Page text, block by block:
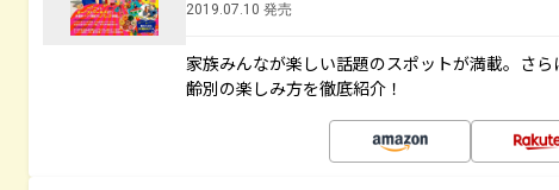
2019.07.10 発売
家族みんなが楽しい話題のスポットが満載。さ
齢別の楽しみ方を徹底紹介！